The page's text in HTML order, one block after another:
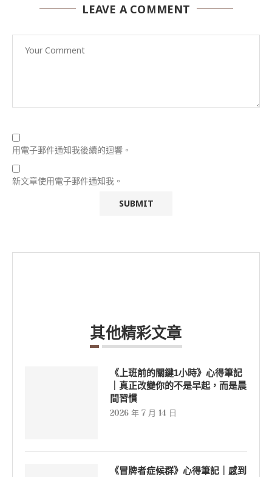
LEAVE A COMMENT
用電子郵件通知我後續的迴響。
新文章使用電子郵件通知我。
其他精彩文章
《上班前的關鍵1小時》心得筆記
｜真正改變你的不是早起，而是晨
間習慣
2026 年 7 月 14 日
《冒牌者症候群》心得筆記｜感到